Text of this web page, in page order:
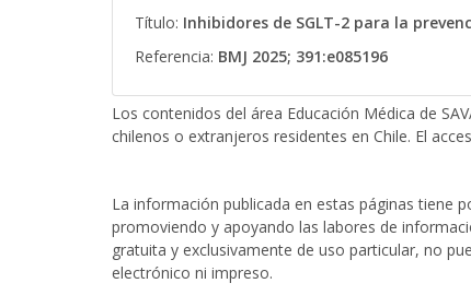
Título: Inhibidores de SGLT-2 para la
Referencia: BMJ 2025; 391:e085196
Los contenidos del área Educación Médica de
chilenos o extranjeros residentes en Chile. El
La información publicada en estas páginas tiene
promoviendo y apoyando las labores de
gratuita y exclusivamente de uso particular, no
electrónico ni impreso.